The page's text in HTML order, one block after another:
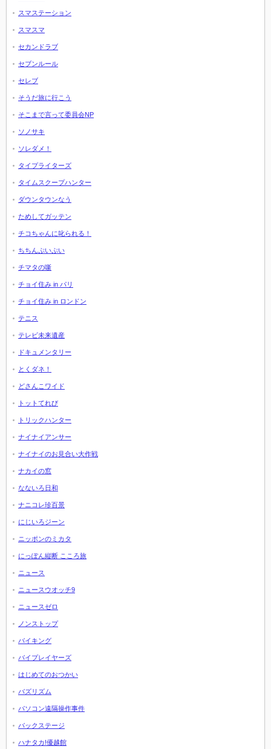
スマステーション
スマスマ
セカンドラブ
セブンルール
セレブ
そうだ旅に行こう
そこまで言って委員会NP
ソノサキ
ソレダメ！
タイプライターズ
タイムスクープハンター
ダウンタウンなう
ためしてガッテン
チコちゃんに叱られる！
ちちんぷいぷい
チマタの噺
チョイ住み in パリ
チョイ住み in ロンドン
テニス
テレビ未来遺産
ドキュメンタリー
とくダネ！
どさんこワイド
トットてれび
トリックハンター
ナイナイアンサー
ナイナイのお見合い大作戦
ナカイの窓
なないろ日和
ナニコレ珍百景
にじいろジーン
ニッポンのミカタ
にっぽん縦断 こころ旅
ニュース
ニュースウオッチ9
ニュースゼロ
ノンストップ
バイキング
バイプレイヤーズ
はじめてのおつかい
バズリズム
パソコン遠隔操作事件
バックステージ
ハナタカ!優越館